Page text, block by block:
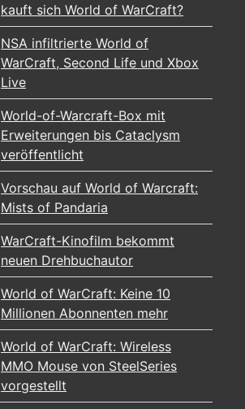
kauft sich World of WarCraft?
NSA infiltrierte World of
WarCraft, Second Life und Xbox
Live
World-of-Warcraft-Box mit
Erweiterungen bis Cataclysm
veröffentlicht
Vorschau auf World of Warcraft:
Mists of Pandaria
WarCraft-Kinofilm bekommt
neuen Drehbuchautor
World of WarCraft: Keine 10
Millionen Abonnenten mehr
World of WarCraft: Wireless
MMO Mouse von SteelSeries
vorgestellt